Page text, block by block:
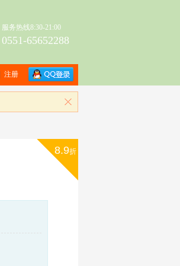
服务热线8:30-21:00
0551-65652288
注册
8.9折